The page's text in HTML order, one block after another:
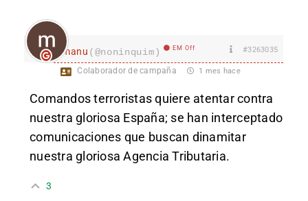
manu (@noninquim) EM Off #3263035
Colaborador de campaña 1 mes hace
Comandos terroristas quiere atentar contra
nuestra gloriosa España; se han interceptado
comunicaciones que buscan dinamitar
nuestra gloriosa Agencia Tributaria.
3